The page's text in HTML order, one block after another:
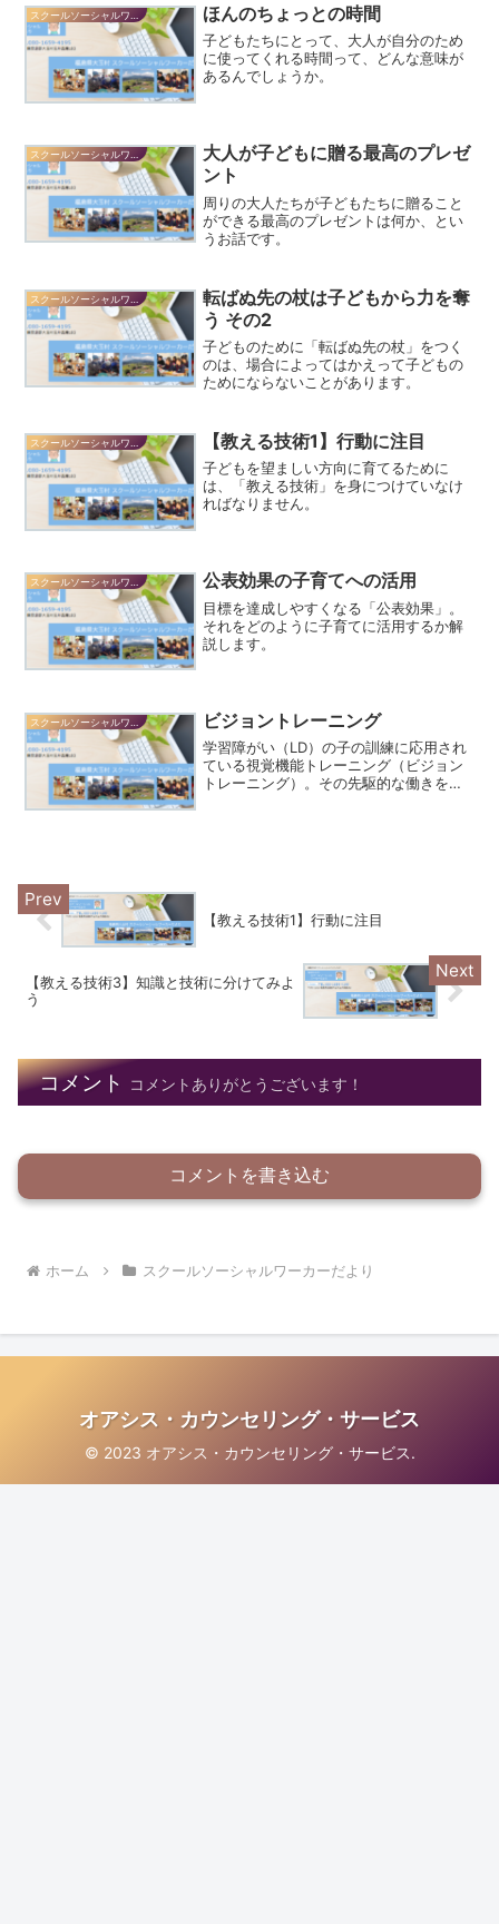
ほんのちょっとの時間
子どもたちにとって、大人が自分のため
に使ってくれる時間って、どんな意味が
あるんでしょうか。
スクールソーシャルワーカーだより
大人が子どもに贈る最高のプレゼ
ント
周りの大人たちが子どもたちに贈ること
ができる最高のプレゼントは何か、とい
うお話です。
転ばぬ先の杖は子どもから力を奪
う その2
子どものために「転ばぬ先の杖」をつく
のは、場合によってはかえって子どもの
ためにならないことがあります。
【教える技術1】行動に注目
子どもを望ましい方向に育てるために
は、「教える技術」を身につけていなけ
ればなりません。
スクールソーシャルワーカーだより 公表効果の子育てへの活用
目標を達成しやすくなる「公表効果」。
それをどのように子育てに活用するか解
説します。
ビジョントレーニング
学習障がい（LD）の子の訓練に応用され
ている視覚機能トレーニング（ビジョン
トレーニング）。その先駆的な働きをな
【教える技術1】行動に注目
【教える技術3】知識と技術に分けてみよ
う
コメント コメントありがとうございます！
コメントを書き込む
ホーム スクールソーシャルワーカーだより
オアシス・カウンセリング・サービス
© 2023 オアシス・カウンセリング・サービス.